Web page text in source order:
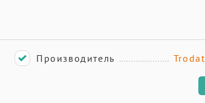
Производитель Trodat